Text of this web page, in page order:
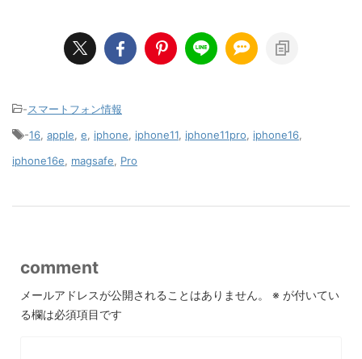
-スマートフォン情報
-16 apple e iphone iphone11 iphone11pro iphone16
iphone16e
magsafe Pro
comment
メールアドレスが公開されることはありません。 ※ が付いてい
る欄は必須項目です